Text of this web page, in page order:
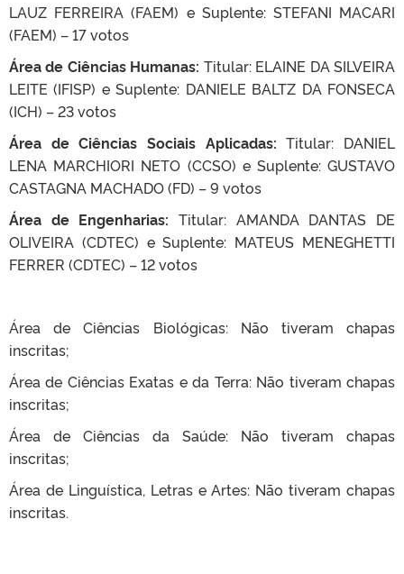
LAUZ FERREIRA (FAEM) e Suplente: STEFANI MACARI
(FAEM) – 17 votos
Área de Ciências Humanas: Titular: ELAINE DA SILVEIRA
LEITE (IFISP) e Suplente: DANIELE BALTZ DA FONSECA
(ICH) – 23 votos
Área de Ciências Sociais Aplicadas: Titular: DANIEL
LENA MARCHIORI NETO (CCSO) e Suplente: GUSTAVO
CASTAGNA MACHADO (FD) – 9 votos
Área de Engenharias: Titular: AMANDA DANTAS DE
OLIVEIRA (CDTEC) e Suplente: MATEUS MENEGHETTI
FERRER (CDTEC) – 12 votos
Área de Ciências Biológicas: Não tiveram chapas
inscritas;
Área de Ciências Exatas e da Terra: Não tiveram chapas
inscritas;
Área de Ciências da Saúde: Não tiveram chapas
inscritas;
Área de Linguística, Letras e Artes: Não tiveram chapas
inscritas.